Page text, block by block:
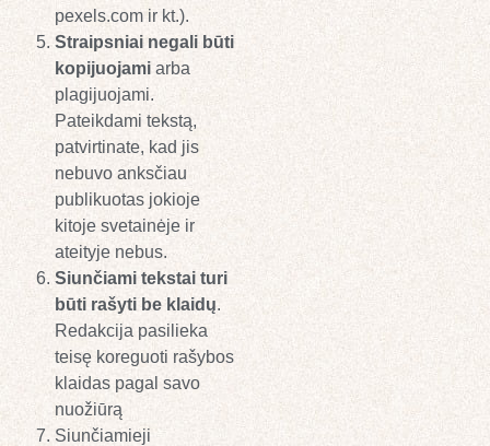
pexels.com ir kt.).
Straipsniai negali būti
kopijuojami arba
plagijuojami.
Pateikdami tekstą,
patvirtinate, kad jis
nebuvo anksčiau
publikuotas jokioje
kitoje svetainėje ir
ateityje nebus.
Siunčiami tekstai turi
būti rašyti be klaidų.
Redakcija pasilieka
teisę koreguoti rašybos
klaidas pagal savo
nuožiūrą
Siunčiamieji